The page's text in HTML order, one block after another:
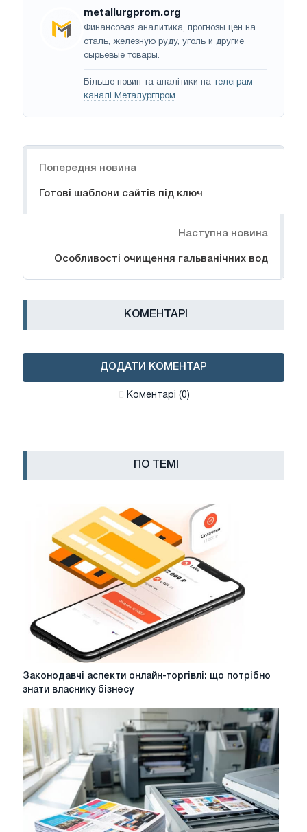
metallurgprom.org
Финансовая аналитика, прогнозы цен на
сталь, железную руду, уголь и другие
сырьевые товары.
Більше новин та аналітики на телеграм-
каналі Металургпром.
Попередня новина
Готові шаблони сайтів під ключ
Наступна новина
Особливості очищення гальванічних вод
КОМЕНТАРІ
ДОДАТИ КОМЕНТАР
Коментарі (0)
ПО ТЕМІ
Законодавчі
торгівлі:
що
потрібно
знати
власнику
бізнесу
Законодавчі аспекти онлайн-торгівлі: що потрібно
знати власнику бізнесу